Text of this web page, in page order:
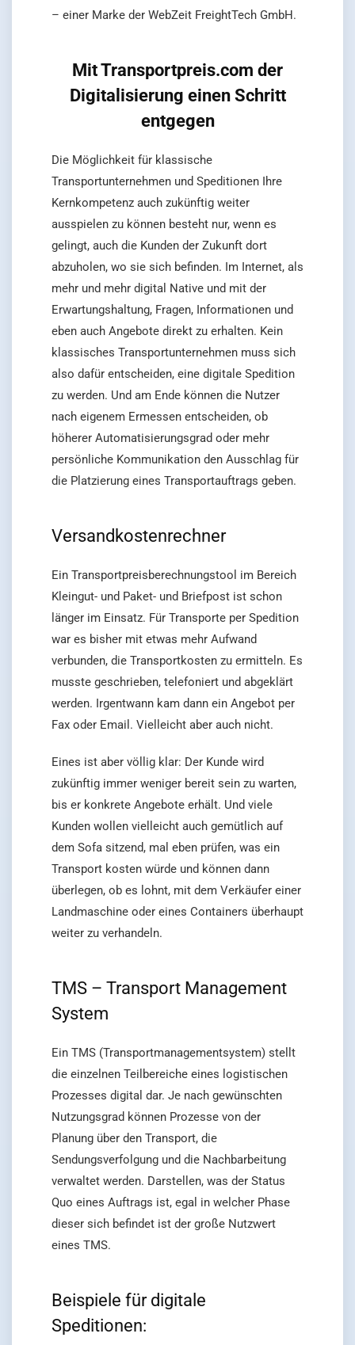
– einer Marke der WebZeit FreightTech GmbH.
Mit Transportpreis.com der
Digitalisierung einen Schritt
entgegen
Die Möglichkeit für klassische
Transportunternehmen und Speditionen Ihre
Kernkompetenz auch zukünftig weiter
ausspielen zu können besteht nur, wenn es
gelingt, auch die Kunden der Zukunft dort
abzuholen, wo sie sich befinden. Im Internet, als
mehr und mehr digital Native und mit der
Erwartungshaltung, Fragen, Informationen und
eben auch Angebote direkt zu erhalten. Kein
klassisches Transportunternehmen muss sich
also dafür entscheiden, eine digitale Spedition
zu werden. Und am Ende können die Nutzer
nach eigenem Ermessen entscheiden, ob
höherer Automatisierungsgrad oder mehr
persönliche Kommunikation den Ausschlag für
die Platzierung eines Transportauftrags geben.
Versandkostenrechner
Ein Transportpreisberechnungstool im Bereich
Kleingut- und Paket- und Briefpost ist schon
länger im Einsatz. Für Transporte per Spedition
war es bisher mit etwas mehr Aufwand
verbunden, die Transportkosten zu ermitteln. Es
musste geschrieben, telefoniert und abgeklärt
werden. Irgentwann kam dann ein Angebot per
Fax oder Email. Vielleicht aber auch nicht.
Eines ist aber völlig klar: Der Kunde wird
zukünftig immer weniger bereit sein zu warten,
bis er konkrete Angebote erhält. Und viele
Kunden wollen vielleicht auch gemütlich auf
dem Sofa sitzend, mal eben prüfen, was ein
Transport kosten würde und können dann
überlegen, ob es lohnt, mit dem Verkäufer einer
Landmaschine oder eines Containers überhaupt
weiter zu verhandeln.
TMS – Transport Management
System
Ein TMS (Transportmanagementsystem) stellt
die einzelnen Teilbereiche eines logistischen
Prozesses digital dar. Je nach gewünschten
Nutzungsgrad können Prozesse von der
Planung über den Transport, die
Sendungsverfolgung und die Nachbarbeitung
verwaltet werden. Darstellen, was der Status
Quo eines Auftrags ist, egal in welcher Phase
dieser sich befindet ist der große Nutzwert
eines TMS.
Beispiele für digitale
Speditionen: